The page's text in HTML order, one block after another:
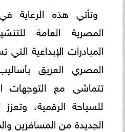
وتأتي هذه الرعاية
المصرية العامة
المبادرات الإبداعية
المصري العريق
تتماشى مع التوجهات
للسياحة الرقمية،
الجديدة من المسافرين